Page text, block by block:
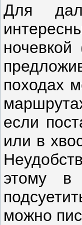
Для
походах
если
или в
этому в
можно